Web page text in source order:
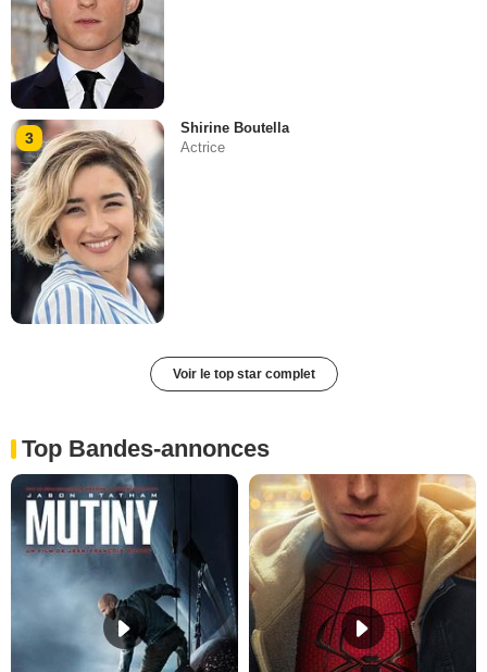
3
Shirine Boutella
Actrice
Voir le top star complet
Top Bandes-annonces